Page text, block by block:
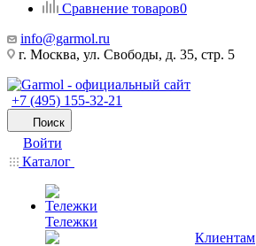
Сравнение товаров0
info@garmol.ru
г. Москва, ул. Свободы, д. 35, стр. 5
+7 (495) 155-32-21
Поиск
Войти
Каталог
Тележки
Клиентам